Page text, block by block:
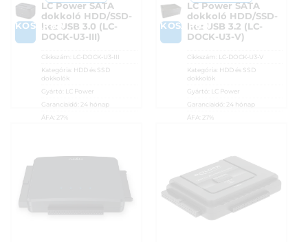
KOSÁRBA
LC Power SATA
dokkoló HDD/SSD-
hez USB 3.0 (LC-
DOCK-U3-III)
Cikkszám: LC-DOCK-U3-III
Kategória: HDD és SSD
dokkolók
Gyártó: LC Power
Garanciaidő: 24 hónap
ÁFA: 27%
KOSÁRBA
LC Power SATA
dokkoló HDD/SSD-
hez USB 3.2 (LC-
DOCK-U3-V)
Cikkszám: LC-DOCK-U3-V
Kategória: HDD és SSD
dokkolók
Gyártó: LC Power
Garanciaidő: 24 hónap
ÁFA: 27%